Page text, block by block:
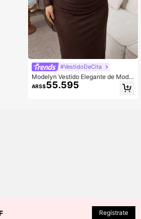
#VestidoDeCita
Modelyn Vestido Elegante de Moda
Talla Grande con Hombro Asimétric
o, Drapeado y Fruncido
ARS$55.595
DE DESCUENTO! AÑADIR A LA BOLSA
Regístrate